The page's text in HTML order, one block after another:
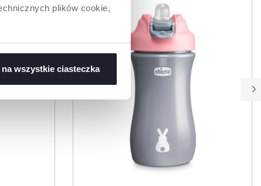
plików cookie,
wszystkie ciasteczka